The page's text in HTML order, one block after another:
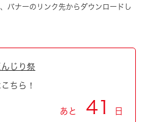
バナーのリンク先からダウンロードし
じり祭
ちら！
あと 41 日